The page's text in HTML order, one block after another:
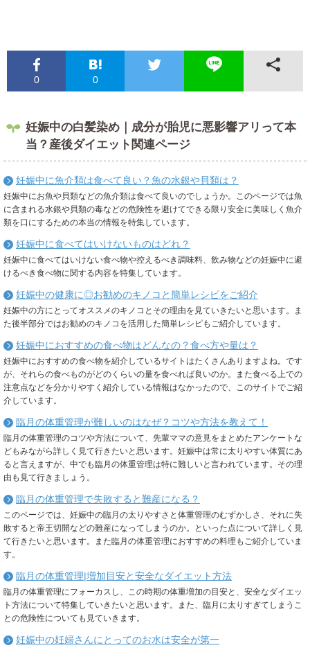
0 0
妊娠中の白髪染め｜成分が胎児に悪影響アリって本
当？産後ダイエット関連ページ
妊娠中に魚介類は食べて良い？魚の水銀や貝類は？
妊娠中にお魚や貝類などの魚介類は食べて良いのでしょうか。このページでは魚
に含まれる水銀や貝類の毒などの危険性を避けてできる限り安全に美味しく魚介
類を口にするための本当の情報を特集しています。
妊娠中に食べてはいけないものはどれ？
妊娠中に食べてはいけない食べ物や控えるべき調味料、飲み物などの妊娠中に避
けるべき食べ物に関する内容を特集しています。
妊娠中の健康に◎お勧めのキノコと簡単レシピをご紹介
妊娠中の方にとってオススメのキノコとその理由を見ていきたいと思います。ま
た後半部分ではお勧めのキノコを活用した簡単レシピもご紹介しています。
妊娠中におすすめの食べ物はどんなの？食べ方や量は？
妊娠中におすすめの食べ物を紹介しているサイトはたくさんありますよね。です
が、それらの食べものがどのくらいの量を食べれば良いのか。また食べる上での
注意点などを分かりやすく紹介している情報はなかったので、このサイトでご紹
介しています。
臨月の体重管理が難しいのはなぜ？コツや方法を教えて！
臨月の体重管理のコツや方法について、先輩ママの意見をまとめたアンケートな
どもみながら詳しく見て行きたいと思います。妊娠中は常に太りやすい体質にあ
ると言えますが、中でも臨月の体重管理は特に難しいと言われています。その理
由も見て行きましょう。
臨月の体重管理で失敗すると難産になる？
このページでは、妊娠中の臨月の太りやすさと体重管理のむずかしさ、それに失
敗すると帝王切開などの難産になってしまうのか。といった点について詳しく見
て行きたいと思います。また臨月の体重管理におすすめの料理もご紹介していま
す。
臨月の体重管理|増加目安と安全なダイエット方法
臨月の体重管理にフォーカスし、この時期の体重増加の目安と、安全なダイエッ
ト方法について特集していきたいと思います。また、臨月に太りすぎてしまうこ
との危険性についても見ていきます。
妊娠中の妊婦さんにとってのお水は安全が第一